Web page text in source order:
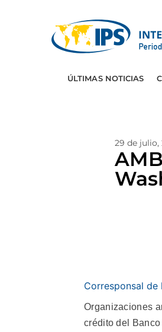
ÚLTIMAS NOTICIAS
29 de julio,
Corresponsal de
Organizaciones
crédito del